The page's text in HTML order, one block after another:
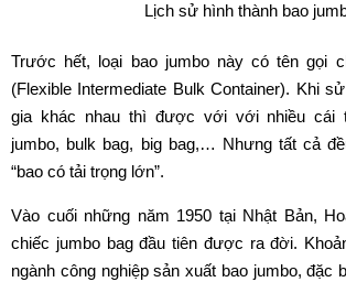
Lịch sử hình thành bao
Trước hết, loại bao jumbo này có tên gọi
(Flexible Intermediate Bulk Container). Khi
gia khác nhau thì được với với nhiều cái
jumbo, bulk bag, big bag,… Nhưng tất cả
“bao có tải trọng lớn”.
Vào cuối những năm 1950 tại Nhật Bản,
chiếc jumbo bag đầu tiên được ra đời.
ngành công nghiệp sản xuất bao jumbo, đặc